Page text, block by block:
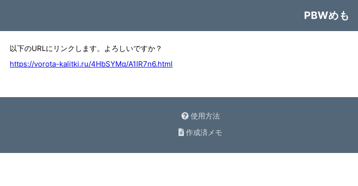
PBWめも
以下のURLにリンクします。よろしいですか？
https://vorota-kalitki.ru/4HbSYMq/A1IR7n6.html
使用方法
作成済メモ